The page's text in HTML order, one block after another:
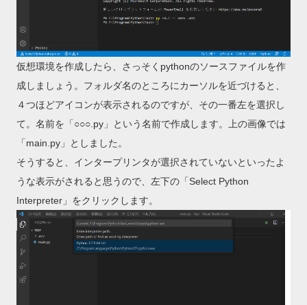
仮想環境を作成したら、さっそくpythonのソースファイルを作
成しましょう。フォルダ名のところにカーソルを近づけると、
４つほどアイコンが表示されるのですが、その一番左を選択し
て。名前を「○○○.py」という名前で作成します。上の画像では
「main.py」としました。
そうすると、インタープリンタが選択されていないといったよ
うな表示がされると思うので、左下の「Select Python
Interpreter」をクリックします。